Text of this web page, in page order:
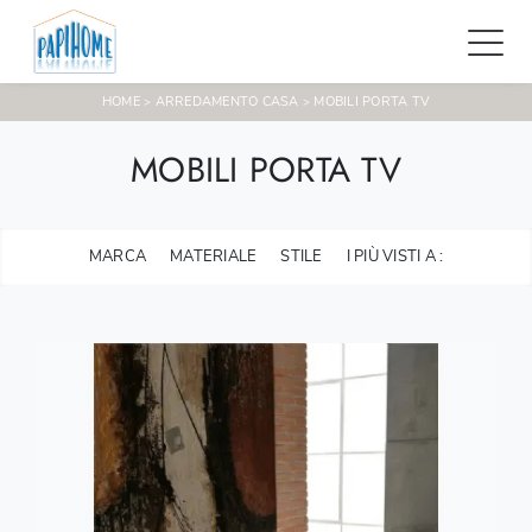
HOME> ARREDAMENTO CASA > MOBILI PORTA TV
MOBILI PORTA TV
MARCA MATERIALE STILE I PIÙ VISTI A :